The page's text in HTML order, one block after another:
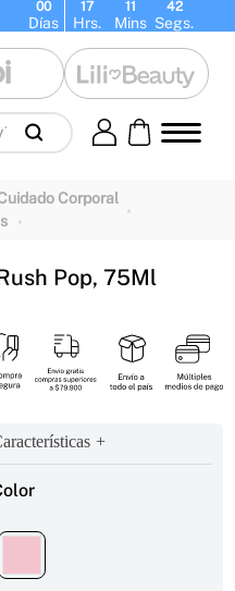
00
Días
17
Hrs.
11
Mins
42
Segs.
Corporal
Pop, 75Ml
3. vestidos baño
9 termos